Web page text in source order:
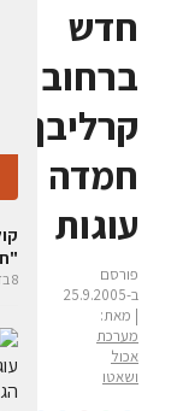
חדש
ברחוב
קרליבך
חמדה
עוגות
פורסם
ב-25.9.2005
| מאת:
מערכת
אכול
ושאטו
8 בדצמבר 2005